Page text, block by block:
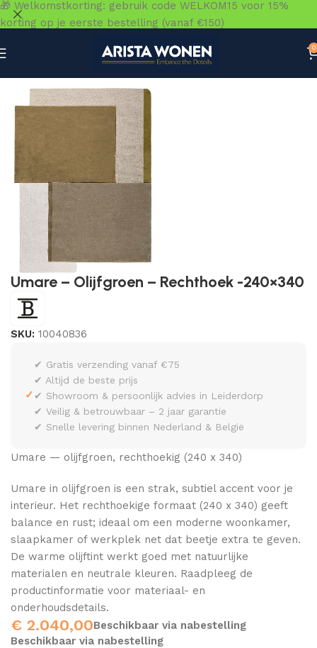
0
Umare – Olijfgroen – Rechthoek -240×340
SKU: 10040836
✓
✔ Gratis verzending vanaf €75
✔ Altijd de beste prijs
✔ Showroom & persoonlijk advies in Leiderdorp
✔ Veilig & betrouwbaar – 2 jaar garantie
✔ Snelle levering binnen Nederland & België
Umare — olijfgroen, rechthoekig (240 x 340)
Umare in olijfgroen is een strak, subtiel accent voor je
interieur. Het rechthoekige formaat (240 x 340) geeft
balance en rust; ideaal om een moderne woonkamer,
slaapkamer of werkplek net dat beetje extra te geven.
De warme olijftint werkt goed met natuurlijke
materialen en neutrale kleuren. Raadpleeg de
productinformatie voor materiaal- en
onderhoudsdetails.
€ 2.040,00Beschikbaar via nabestelling
Beschikbaar via nabestelling
🎁 Welkomstkorting: gebruik code WELKOM15 voor 15%
korting op je eerste bestelling (vanaf €150)